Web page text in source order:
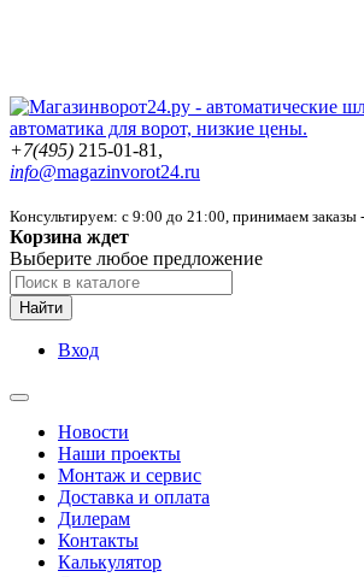
+7(495) 215-01-81,
info@magazinvorot24.ru
Консультируем: с 9:00 до 21:00, принимаем заказы
Корзина ждет
Выберите любое предложение
Найти
Вход
Новости
Наши проекты
Монтаж и сервис
Доставка и оплата
Дилерам
Контакты
Калькулятор